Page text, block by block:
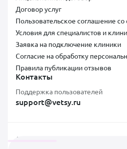
Договор услуг
Пользовательское соглашение
Условия для специалистов и
Заявка на подключение клиники
Согласие на обработку
Правила публикации отзывов
Контакты
Поддержка пользователей
support@vetsy.ru
Аккредитованная ИТ-компания ООО